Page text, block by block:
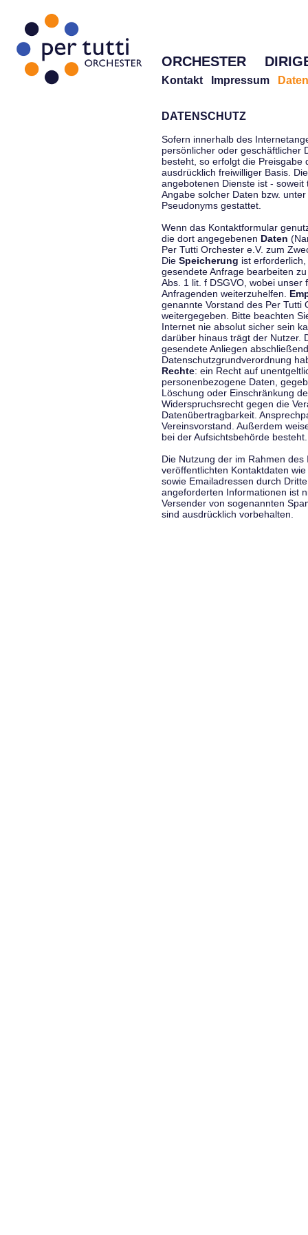
ORCHESTER
Kontakt Impressum
DATENSCHUTZ
Sofern innerhalb des
persönlicher oder geschäftlicher
besteht, so erfolgt die Preisgabe
ausdrücklich freiwilliger Basis.
angebotenen Dienste ist -
Angabe solcher Daten bzw.
Pseudonyms gestattet.
Wenn das Kontaktformular
die dort angegebenen Daten
Per Tutti Orchester e.V. zum
Die Speicherung ist
gesendete Anfrage bearbeiten
Abs. 1 lit. f DSGVO, wobei
Anfragenden weiterzuhelfen.
genannte Vorstand des Per Tutti
weitergegeben. Bitte beachten
Internet nie absolut sicher sein
darüber hinaus trägt der Nutzer.
gesendete Anliegen
Datenschutzgrundverordnung
Rechte: ein Recht auf
personenbezogene Daten,
Löschung oder Einschränkung
Widerspruchsrecht gegen die
Datenübertragbarkeit.
Vereinsvorstand. Außerdem
bei der Aufsichtsbehörde besteht.
Die Nutzung der im Rahmen
veröffentlichten Kontaktdaten
sowie Emailadressen durch
angeforderten Informationen ist
Versender von sogenannten
sind ausdrücklich vorbehalten.